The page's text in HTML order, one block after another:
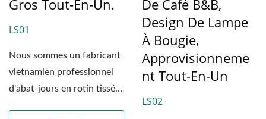
Gros Tout-En-Un.
LS01
Nous sommes un fabricant
vietnamien professionnel
d'abat-jours en rotin tissé.
De Café B&B,
Design De Lampe
À Bougie,
Approvisionneme
Nt Tout-En-Un
LS02